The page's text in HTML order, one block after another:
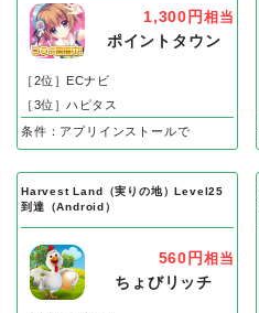
1,300円 相当
ポイントタウン
［2位］ECナビ
［3位］ハピタス
条件：アプリインストールで
Harvest Land（実りの地）Level25
到達（Android）
560円 相当
ちょびリッチ